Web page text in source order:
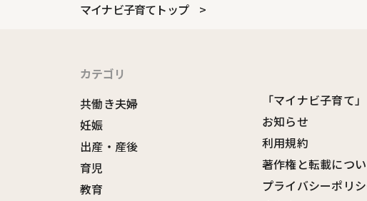
マイナビ子育てトップ
カテゴリ
共働き夫婦
妊娠
出産・産後
育児
教育
「マイナビ子育て
お知らせ
利用規約
著作権と転載につ
プライバシーポリ